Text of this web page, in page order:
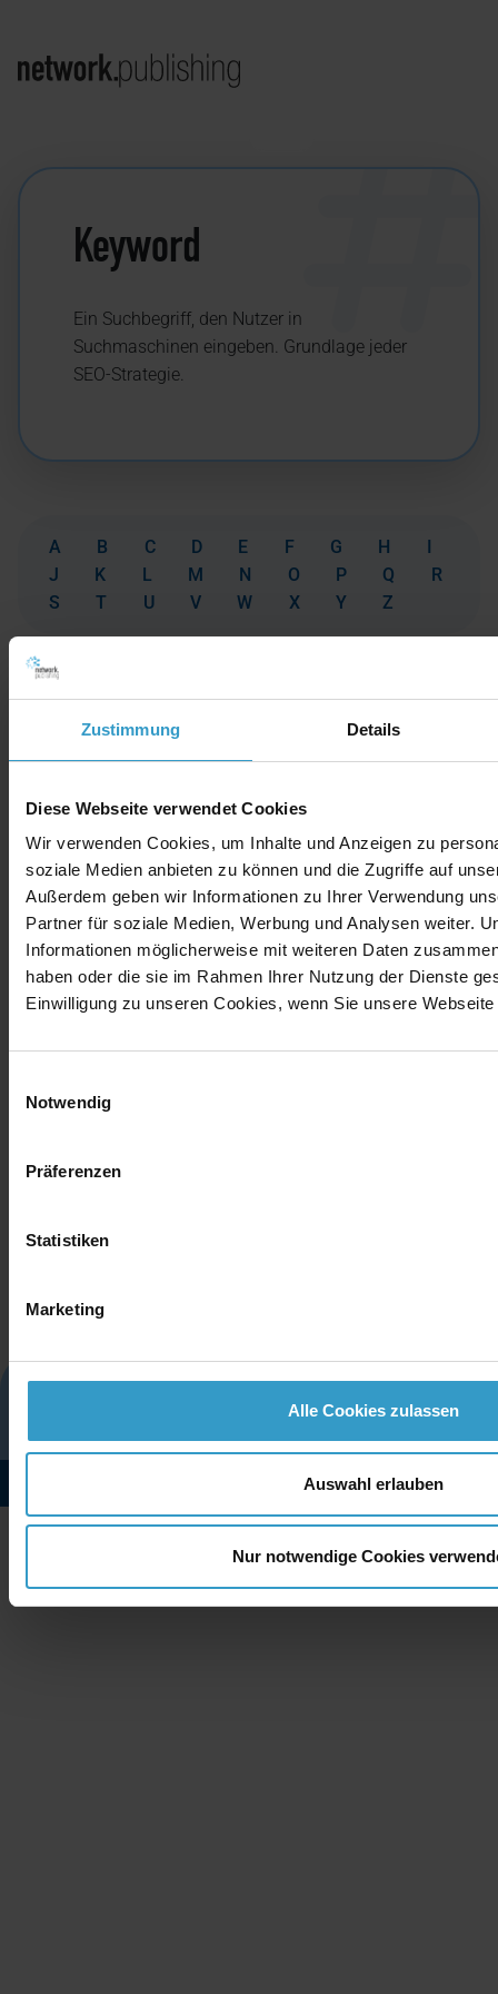
Zustimmung Details
Diese Webseite verwendet Cookies
Wir verwenden Cookies, um Inhalte und Anzeigen zu
soziale Medien anbieten zu können und die Zugriffe auf
Außerdem geben wir Informationen zu Ihrer Verwendung
Partner für soziale Medien, Werbung und Analysen weiter.
Informationen möglicherweise mit weiteren Daten
haben oder die sie im Rahmen Ihrer Nutzung der Dienste
Einwilligung zu unseren Cookies, wenn Sie unsere
Notwendig
Präferenzen
Statistiken
Marketing
Alle Cookies zulassen
Auswahl erlauben
Nur notwendige Cookies
Keyword
Ein Suchbegriff, den Nutzer in
Suchmaschinen eingeben. Grundlage jeder
SEO-Strategie.
A B C D E F G H
I
J
K L M N O P Q
R
S
T U V W X Y Z
Datenschutz Cookies Kontakt
+49 (0) 221 99 55 89 0
Copyright © 2026 -